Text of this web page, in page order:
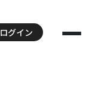
ログイン